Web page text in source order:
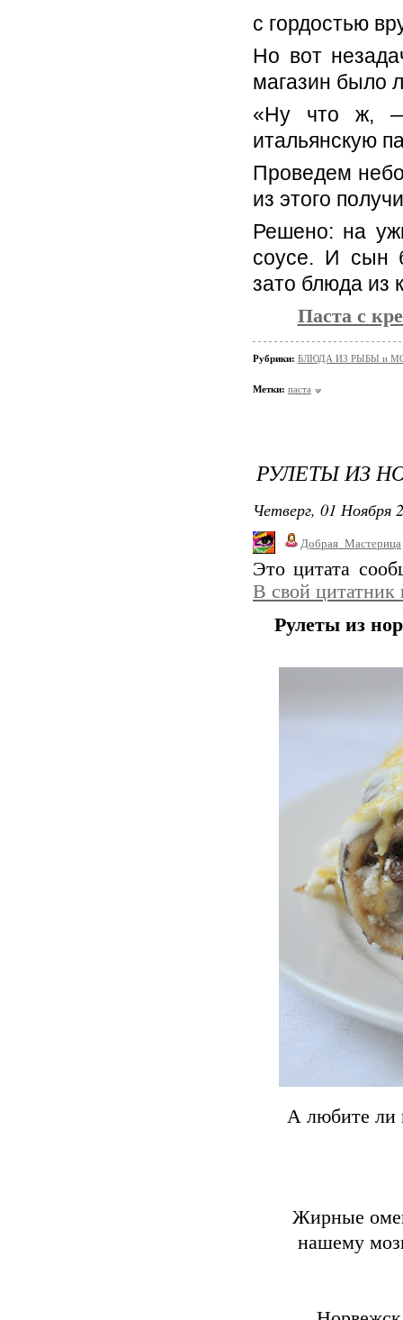
с гордостью
Но вот
магазин было
«Ну что ж,
итальянскую
Проведем
из этого
Решено: на
соусе. И сын
зато блюда из
Паста с
Рубрики: БЛЮДА ИЗ РЫБЫ и
Метки: паста
РУЛЕТЫ ИЗ
Четверг, 01 Ноября
Добрая_Мастерица
Это цитата
В свой цитатник
Рулеты из
А любите ли
Жирные
нашему